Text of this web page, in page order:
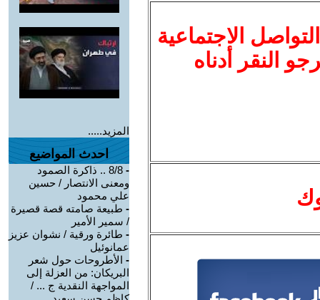
الاجتماعية
النقر أدناه
المزيد.....
احدث المواضيع
-
8/8 .. ذاكرة الصمود
ومعنى الانتصار / حسين
علي محمود
- طبيعة صامته قصة قصيرة
/ سمير الأمير
- طائرة ورقية / نشوان عزيز
عمانوئيل
- الأطروحات حول شعر
البريكان: من العزلة إلى
المواجهة النقدية ج ... /